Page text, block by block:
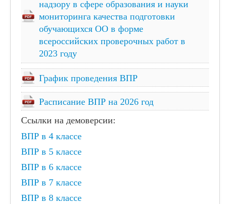
Виртуальный музей
Детский сад "Солнышко"
Дистанционный режим обучения
Школьный спортивный клуб
СОУТ
Всероссийские проверочные работы
Наставничество
Сведения об организации отдыха детей и их
оздоровлении
Школьная Служба Примирения
надзору в сфере образования и науки
мониторинга качества подготовки
обучающихся ОО в форме
всероссийских проверочных работ в
2023 году
График проведения ВПР
Расписание ВПР на 2026 год
Ссылки на демоверсии:
ВПР в 4 классе
ВПР в 5 классе
ВПР в 6 классе
ВПР в 7 классе
ВПР в 8 классе